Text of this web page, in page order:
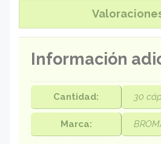
Información
Cantidad: 30
Marca: